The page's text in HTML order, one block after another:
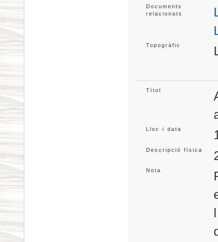
Documents
relacionats
Topogràfic
Títol
Lloc i data
Descripció física
Nota